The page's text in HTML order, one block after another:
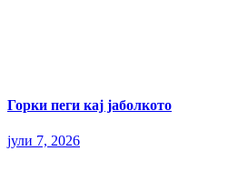
Горки пеги кај јаболкото
јули 7, 2026